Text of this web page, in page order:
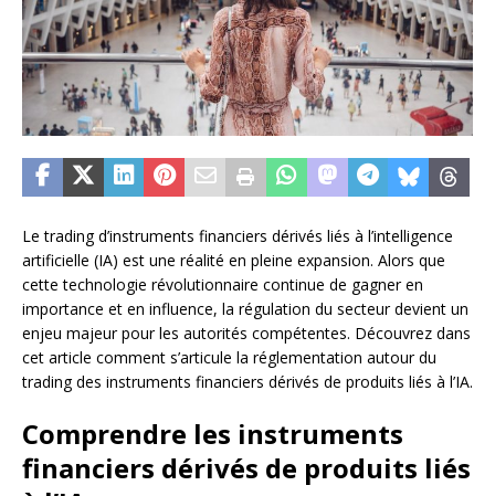
Le trading d’instruments financiers dérivés liés à l’intelligence
artificielle (IA) est une réalité en pleine expansion. Alors que
cette technologie révolutionnaire continue de gagner en
importance et en influence, la régulation du secteur devient un
enjeu majeur pour les autorités compétentes. Découvrez dans
cet article comment s’articule la réglementation autour du
trading des instruments financiers dérivés de produits liés à l’IA.
Comprendre les instruments
financiers dérivés de produits liés